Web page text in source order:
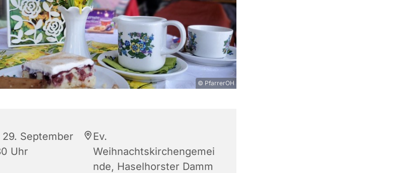
© PfarrerOH
September
Uhr
Ev.
Weihnachtskirchengemei
nde, Haselhorster Damm